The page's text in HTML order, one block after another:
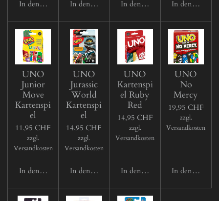
In den WarenkorbIn den WarenkorbIn den WarenkorbIn den
UNO
Junior
Move
Kartenspi
el
11,95 CHF
zzgl.
Versandkosten
In den Warenkorb
UNO
Jurassic
World
Kartenspi
el
14,95 CHF
zzgl.
Versandkosten
In den Warenkorb
UNO
Kartenspi
el Ruby
Red
14,95 CHF
zzgl.
Versandkosten
In den Warenkorb
UNO
No
Mercy
19,95 CHF
zzgl.
Versandkosten
In den